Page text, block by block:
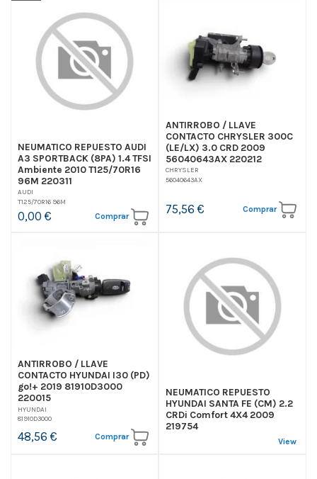
NEUMATICO REPUESTO AUDI
A3 SPORTBACK (8PA) 1.4 TFSI
Ambiente 2010 T125/70R16
96M 220311
AUDI
T125/70R16 96M
0,00 € Comprar
ANTIRROBO / LLAVE
CONTACTO CHRYSLER 300C
(LE/LX) 3.0 CRD 2009
56040643AX 220212
CHRYSLER
56040643AX
75,56 € Comprar
ANTIRROBO / LLAVE
CONTACTO HYUNDAI I30 (PD)
go!+ 2019 81910D3000
220015
HYUNDAI
81910D3000
48,56 € Comprar
NEUMATICO REPUESTO
HYUNDAI SANTA FE (CM) 2.2
CRDi Comfort 4X4 2009
219754
View